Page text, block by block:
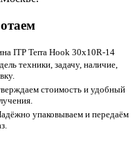
ITP Terra Hook 30x10R-14
техники, задачу, наличие,
стоимость и удобный
упаковываем и передаём